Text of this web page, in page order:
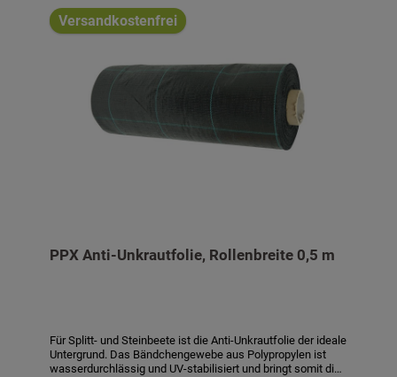
Versandkostenfrei
PPX Anti-Unkrautfolie, Rollenbreite 0,5 m
Für Splitt- und Steinbeete ist die Anti-Unkrautfolie der ideale
Untergrund. Das Bändchengewebe aus Polypropylen ist
wasserdurchlässig und UV-stabilisiert und bringt somit die